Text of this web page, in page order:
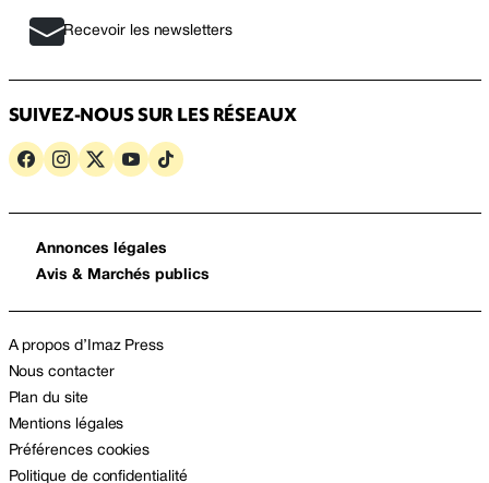
Recevoir les newsletters
SUIVEZ-NOUS SUR LES RÉSEAUX
Annonces légales
Avis & Marchés publics
A propos d’Imaz Press
Nous contacter
Plan du site
Mentions légales
Préférences cookies
Politique de confidentialité